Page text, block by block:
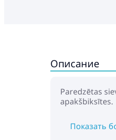
Описание
Paredzētas
apakšbiksītes.
Показать